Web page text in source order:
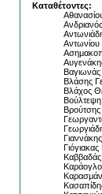
Καταθέτοντες:
Αντωνίου
Βλάσης
Βλάχος
Βρούτσης